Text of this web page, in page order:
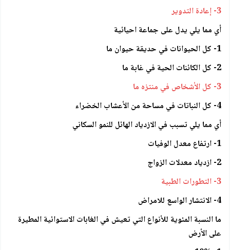
3- إعادة التدوير
أي مما يلي يدل على جماعة احيائية
1- كل الحيوانات في حديقة حيوان ما
2- كل الكائنات الحية في غابة ما
3- كل الأشخاص في منتزه ما
4- كل النباتات في مساحة من الأعشاب الخضراء
أي مما يلي تسبب في الازدياد الهائل للنمو السكاني
1- ارتفاع معدل الوفيات
2- ازدياد معدلات الزواج
3- التطورات الطبية
4- الانتشار الواسع للامراض
ما النسبة المئوية للأنواع التي تعيش في الغابات الاستوائية المطيرة
على الأرض